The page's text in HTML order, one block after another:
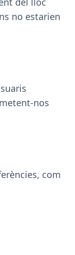
no estarien
nos
com